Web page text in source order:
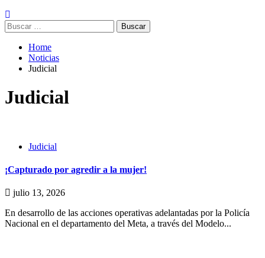
Home
Noticias
Judicial
Judicial
Judicial
¡Capturado por agredir a la mujer!
julio 13, 2026
En desarrollo de las acciones operativas adelantadas por la Policía
Nacional en el departamento del Meta, a través del Modelo...